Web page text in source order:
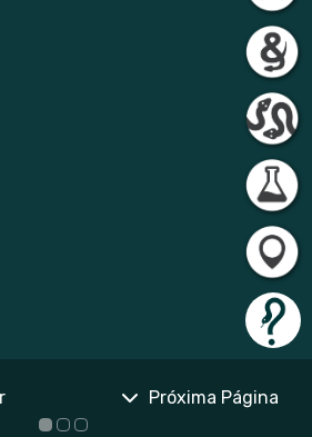
Próxima Página